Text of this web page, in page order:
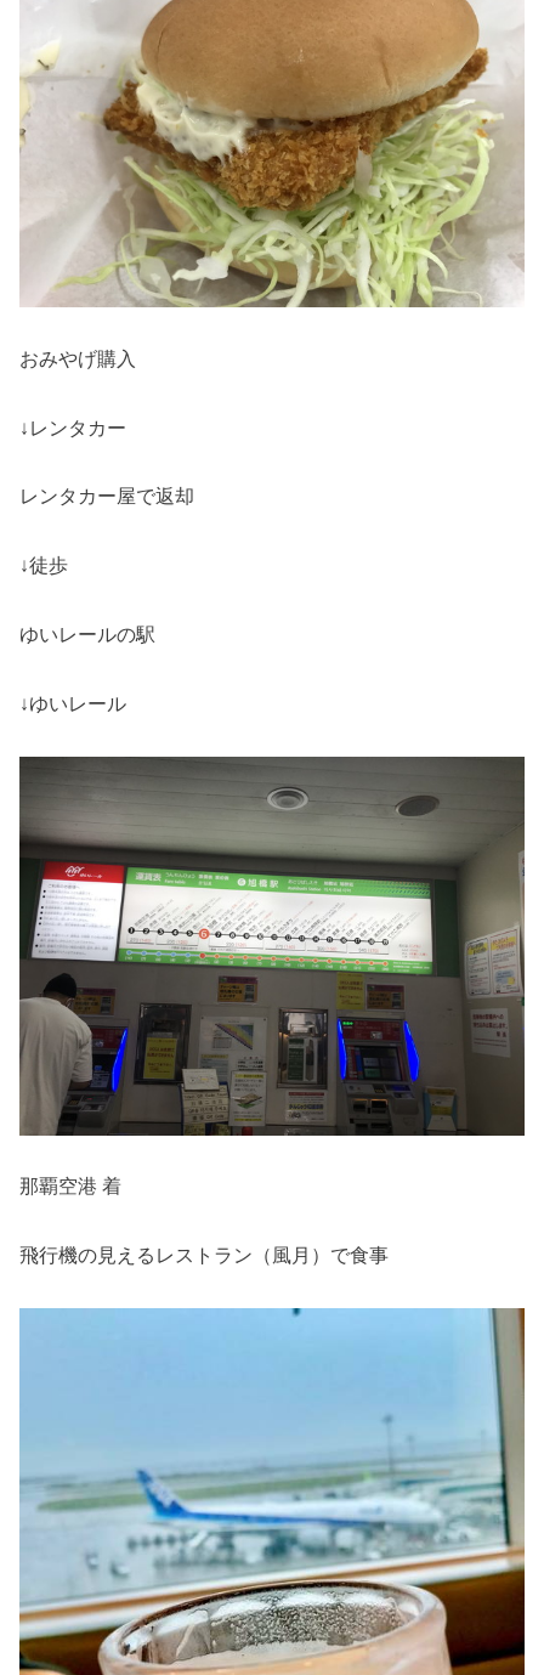
おみやげ購入
↓レンタカー
レンタカー屋で返却
↓徒歩
ゆいレールの駅
↓ゆいレール
那覇空港 着
飛行機の見えるレストラン（風月）で食事